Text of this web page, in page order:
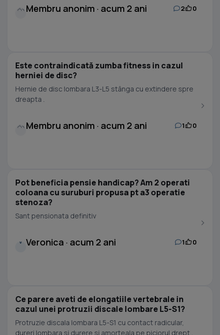
Membru anonim · acum 2 ani 2 0
Este contraindicată zumba fitness in cazul
herniei de disc?
Hernie de disc lombara L3-L5 stânga cu extindere spre
dreapta .
Membru anonim · acum 2 ani 1 0
Pot beneficia pensie handicap? Am 2 operati
coloana cu suruburi propusa pt a3 operatie
stenoza?
Sant pensionata definitiv
V Veronica · acum 2 ani 1 0
Ce parere aveti de elongatiile vertebrale in
cazul unei protruzii discale lombare L5-S1?
Protruzie discala lombara L5-S1 cu contact radicular,
dureri lombara si durere si amorteala pe piciorul drept .